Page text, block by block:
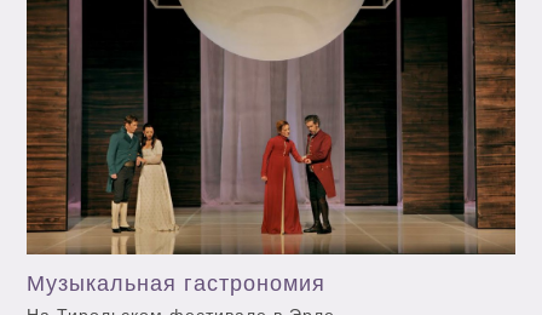
Музыкальная гастрономия